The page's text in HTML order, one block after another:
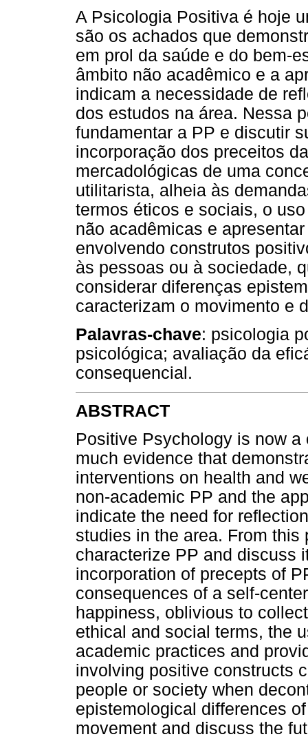
A Psicologia Positiva é hoje
são os achados que
em prol da saúde e do bem-
âmbito não acadêmico e a
indicam a necessidade de
dos estudos na área. Nessa
fundamentar a PP e discutir
incorporação dos preceitos
mercadológicas de uma
utilitarista, alheia às
termos éticos e sociais, o
não acadêmicas e
envolvendo construtos
às pessoas ou à sociedade,
considerar diferenças
caracterizam o movimento e
Palavras-chave: psicologia
psicológica; avaliação da
consequencial.
ABSTRACT
Positive Psychology is now
much evidence that
interventions on health and
non-academic PP and the
indicate the need for
studies in the area. From
characterize PP and discuss
incorporation of precepts of
consequences of a self-
happiness, oblivious to
ethical and social terms, the
academic practices and
involving positive constructs
people or society when
epistemological differences
movement and discuss the